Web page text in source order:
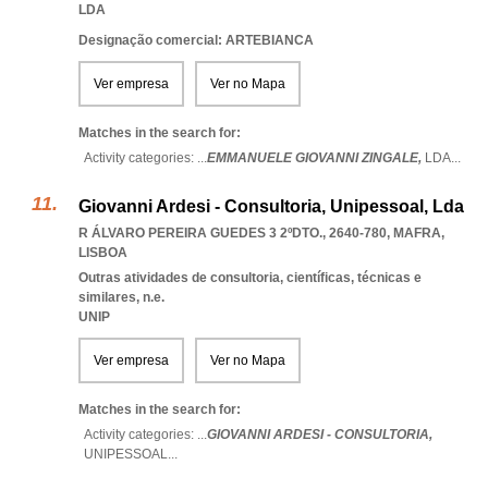
LDA
Designação comercial: ARTEBIANCA
Ver empresa Ver no Mapa
Matches in the search for:
Activity categories: ...EMMANUELE GIOVANNI ZINGALE, LDA...
Giovanni Ardesi - Consultoria, Unipessoal, Lda
R ÁLVARO PEREIRA GUEDES 3 2ºDTO., 2640-780, MAFRA,
LISBOA
Outras atividades de consultoria, científicas, técnicas e
similares, n.e.
UNIP
Ver empresa Ver no Mapa
Matches in the search for:
Activity categories: ...GIOVANNI ARDESI - CONSULTORIA,
UNIPESSOAL...